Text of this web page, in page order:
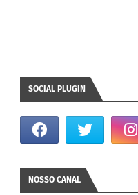
SOCIAL PLUGIN
NOSSO CANAL